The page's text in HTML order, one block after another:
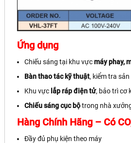
Ứng dụng
Chiếu sáng tại khu vựcmáy phay,
Bàn thao tác kỹ thuật, kiểm tra
Khu vực lắp ráp điện tử, bảo trì cơ
Chiếu sáng cục bộtrong nhà
Hàng Chính Hãng – Có
Đầy đủ phụ kiện theo máy